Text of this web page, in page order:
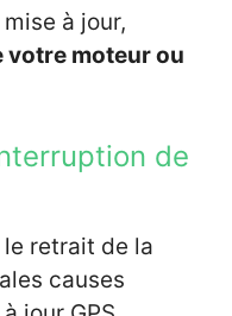
à jour,
votre moteur ou
de
le retrait de la
causes